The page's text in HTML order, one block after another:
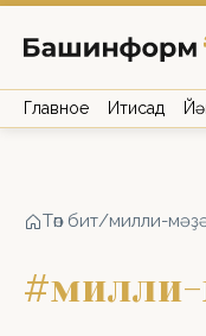
Главное Иҡтисад
Төп бит/милли-
#милли-